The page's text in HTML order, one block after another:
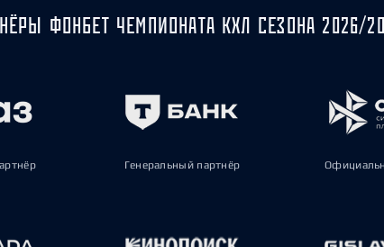
ФОНБЕТ ЧЕМПИОНАТА КХЛ СЕЗОНА 2026/
Генеральный партнёр